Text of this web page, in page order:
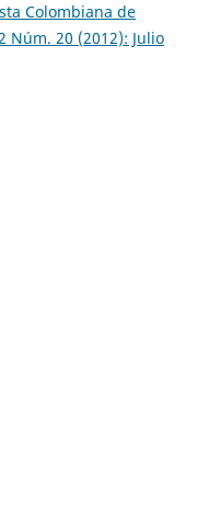
Colombiana de
Núm. 20 (2012): Julio